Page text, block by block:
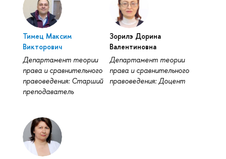
Тимец Максим
Викторович
Департамент теории
права и сравнительного
правоведения: Старший
преподаватель
Зорилэ Дорина
Валентиновна
Департамент теории
права и сравнительного
правоведения: Доцент